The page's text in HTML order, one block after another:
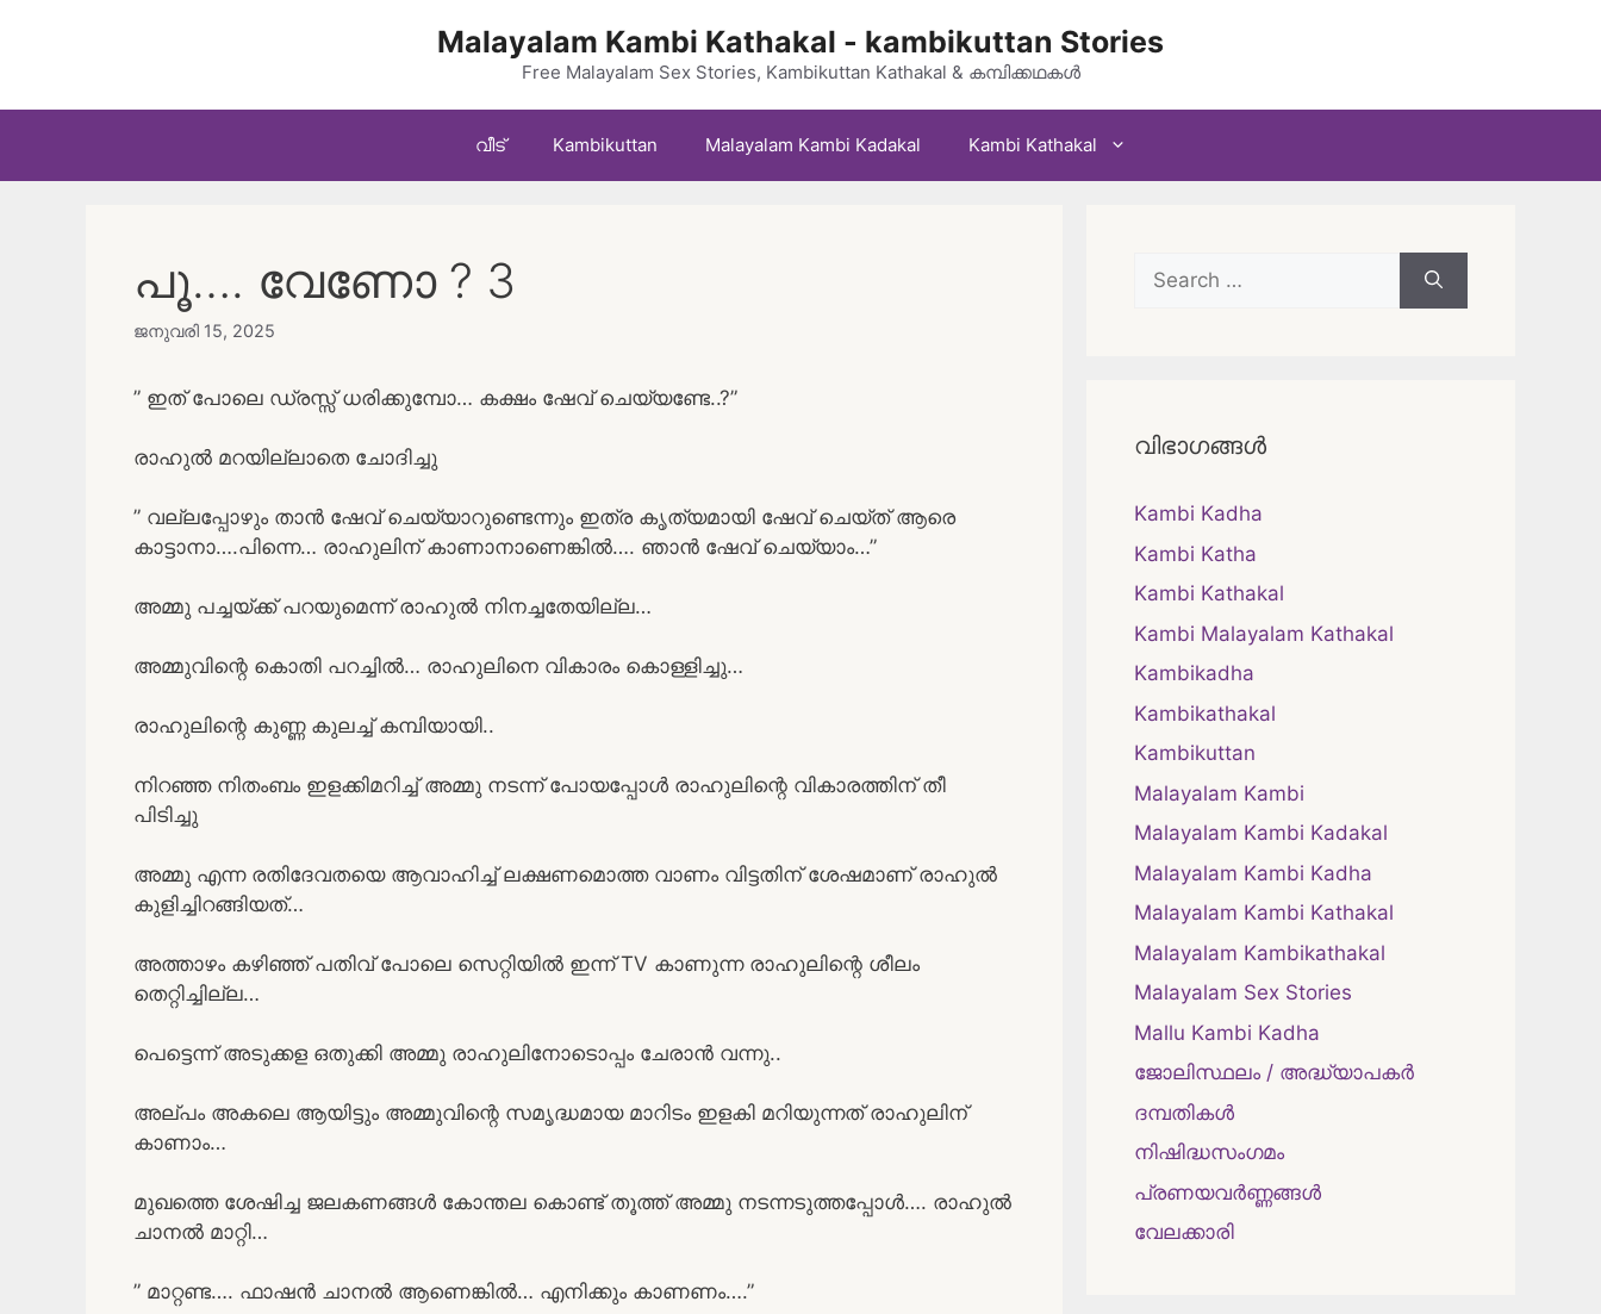
Malayalam Kambi Kathakal - kambikuttan Stories
Free Malayalam Sex Stories, Kambikuttan Kathakal & കമ്പിക്കഥകൾ
വീട് Kambikuttan Malayalam Kambi Kadakal Kambi Kathakal
പൂ…. വേണോ ? 3
ജനുവരി 15, 2025
” ഇത് പോലെ ഡ്രസ്സ് ധരിക്കുമ്പോ… കക്ഷം ഷേവ് ചെയ്യണ്ടേ..?”
രാഹുൽ മറയില്ലാതെ ചോദിച്ചു
” വല്ലപ്പോഴും താൻ ഷേവ് ചെയ്യാറുണ്ടെന്നും ഇത്ര കൃത്യമായി ഷേവ് ചെയ്ത് ആരെ
കാട്ടാനാ….പിന്നെ… രാഹുലിന് കാണാനാണെങ്കിൽ…. ഞാൻ ഷേവ് ചെയ്യാം…”
അമ്മു പച്ചയ്ക്ക് പറയുമെന്ന് രാഹുൽ നിനച്ചതേയില്ല…
അമ്മുവിന്റെ കൊതി പറച്ചിൽ… രാഹുലിനെ വികാരം കൊള്ളിച്ചു…
രാഹുലിന്റെ കുണ്ണ കുലച്ച് കമ്പിയായി..
നിറഞ്ഞ നിതംബം ഇളക്കിമറിച്ച് അമ്മു നടന്ന് പോയപ്പോൾ രാഹുലിന്റെ വികാരത്തിന് തീ
പിടിച്ചു
അമ്മു എന്ന രതിദേവതയെ ആവാഹിച്ച് ലക്ഷണമൊത്ത വാണം വിട്ടതിന് ശേഷമാണ് രാഹുൽ
കുളിച്ചിറങ്ങിയത്…
അത്താഴം കഴിഞ്ഞ് പതിവ് പോലെ സെറ്റിയിൽ ഇന്ന് TV കാണുന്ന രാഹുലിന്റെ ശീലം
തെറ്റിച്ചില്ല…
പെട്ടെന്ന് അടുക്കള ഒതുക്കി അമ്മു രാഹുലിനോടൊപ്പം ചേരാൻ വന്നു..
അല്പം അകലെ ആയിട്ടും അമ്മുവിന്റെ സമൃദ്ധമായ മാറിടം ഇളകി മറിയുന്നത് രാഹുലിന്
കാണാം…
മുഖത്തെ ശേഷിച്ച ജലകണങ്ങൾ കോന്തല കൊണ്ട് തൂത്ത് അമ്മു നടന്നടുത്തപ്പോൾ…. രാഹുൽ
ചാനൽ മാറ്റി…
” മാറ്റണ്ട…. ഫാഷൻ ചാനൽ ആണെങ്കിൽ… എനിക്കും കാണണം….”
Search
for:
വിഭാഗങ്ങൾ
Kambi Kadha
Kambi Katha
Kambi Kathakal
Kambi Malayalam Kathakal
Kambikadha
Kambikathakal
Kambikuttan
Malayalam Kambi
Malayalam Kambi Kadakal
Malayalam Kambi Kadha
Malayalam Kambi Kathakal
Malayalam Kambikathakal
Malayalam Sex Stories
Mallu Kambi Kadha
ജോലിസ്ഥലം / അദ്ധ്യാപകർ
ദമ്പതികള്‍
നിഷിദ്ധസംഗമം
പ്രണയവർണ്ണങ്ങൾ
വേലക്കാരി